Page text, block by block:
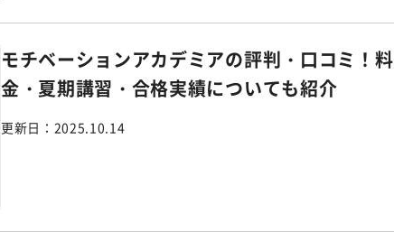
モチベーションアカデミアの評判・口コミ！料
金・夏期講習・合格実績についても紹介
更新日： 2025.10.14